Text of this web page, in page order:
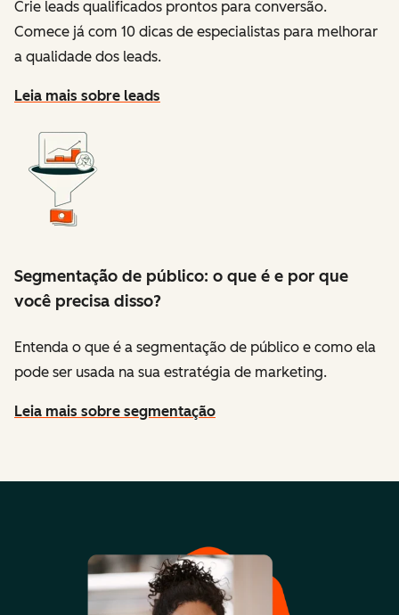
Crie leads qualificados prontos para conversão.
Comece já com 10 dicas de especialistas para melhorar
a qualidade dos leads.
Leia mais sobre leads
Segmentação de público: o que é e por que
você precisa disso?
Entenda o que é a segmentação de público e como ela
pode ser usada na sua estratégia de marketing.
Leia mais sobre segmentação